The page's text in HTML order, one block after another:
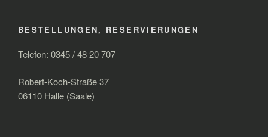
BESTELLUNGEN, RESERVIERUNGEN
Telefon: 0345 / 48 20 707
Robert-Koch-Straße 37
06110 Halle (Saale)